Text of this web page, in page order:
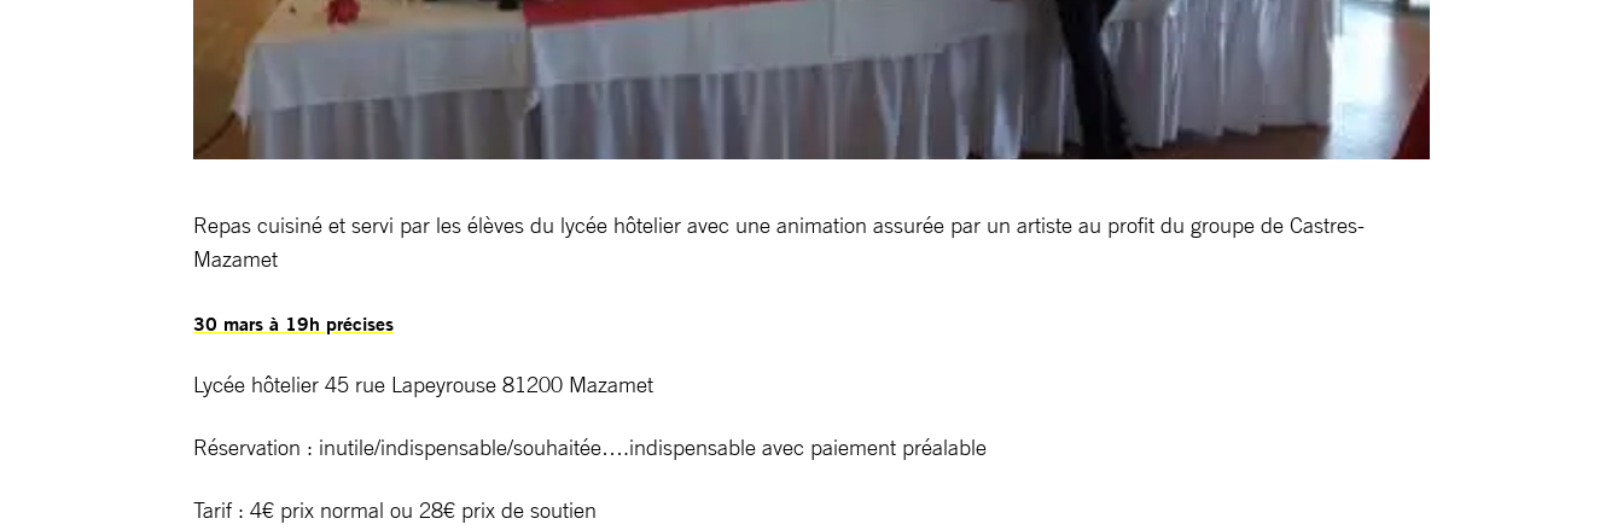
Repas cuisiné et servi par les élèves du lycée hôtelier avec une animation assurée par un artiste au profit du groupe de Castres-
Mazamet
30 mars à 19h précises
Lycée hôtelier 45 rue Lapeyrouse 81200 Mazamet
Réservation : inutile/indispensable/souhaitée….indispensable avec paiement préalable
Tarif : 4€ prix normal ou 28€ prix de soutien